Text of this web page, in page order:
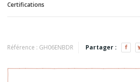
Voir les produits
Certifications
Référence : GH06ENBDR Partager :